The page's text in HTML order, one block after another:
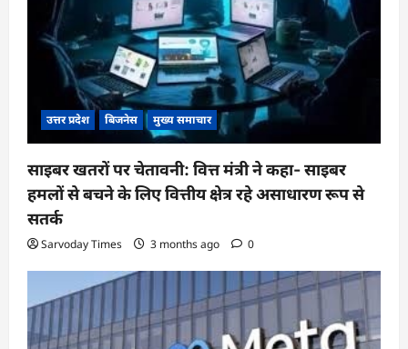
उत्तर प्रदेश बिजनेस मुख्य समाचार
साइबर खतरों पर चेतावनी: वित्त मंत्री ने कहा- साइबर
हमलों से बचने के लिए वित्तीय क्षेत्र रहे असाधारण रूप से
सतर्क
Sarvoday Times 3 months ago 0